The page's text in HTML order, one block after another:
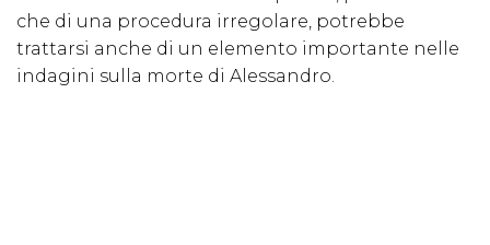
che di una procedura irregolare, potrebbe
trattarsi anche di un elemento importante nelle
indagini sulla morte di Alessandro.